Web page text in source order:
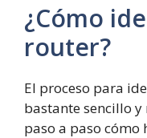
¿Cómo
router?
El proceso para
bastante sencillo
paso a paso cómo